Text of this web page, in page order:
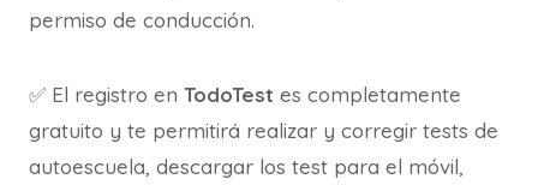
permiso de conducción.
✅ El registro en TodoTest es completamente
gratuito y te permitirá realizar y corregir tests de
autoescuela, descargar los test para el móvil,